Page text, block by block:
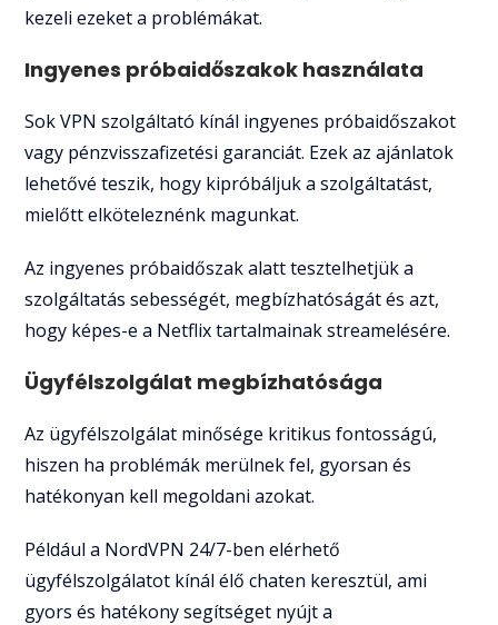
kezeli ezeket a problémákat.
Ingyenes próbaidőszakok használata
Sok VPN szolgáltató kínál ingyenes próbaidőszakot
vagy pénzvisszafizetési garanciát. Ezek az ajánlatok
lehetővé teszik, hogy kipróbáljuk a szolgáltatást,
mielőtt elköteleznénk magunkat.
Az ingyenes próbaidőszak alatt tesztelhetjük a
szolgáltatás sebességét, megbízhatóságát és azt,
hogy képes-e a Netflix tartalmainak streamelésére.
Ügyfélszolgálat megbízhatósága
Az ügyfélszolgálat minősége kritikus fontosságú,
hiszen ha problémák merülnek fel, gyorsan és
hatékonyan kell megoldani azokat.
Például a NordVPN 24/7-ben elérhető
ügyfélszolgálatot kínál élő chaten keresztül, ami
gyors és hatékony segítséget nyújt a